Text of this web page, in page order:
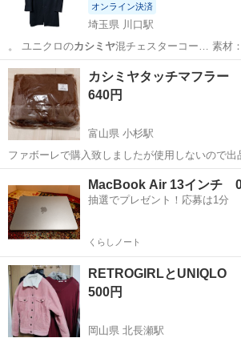
オンライン決済
埼玉県 川口駅
。 ユニクロのカシミヤ混チェスターコー… 素材
10％ ・裏地：…
埼玉 川口市 川口駅
カシミヤタッチマフラー
640円
富山県 小杉駅
ファボーレで購入致しましたが使用しないので出品致
管品となります。ご理解の程、ご検討よろしくお
射水市 小杉駅 小物 よろし
MacBook Air 13インチ
抽選でプレゼント！応募は1分
くらしノート
RETROGIRLとUNIQLO
500円
岡山県 北長瀬駅